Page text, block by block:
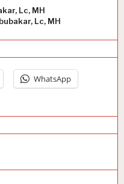
Lc, MH
Lc, MH
WhatsApp